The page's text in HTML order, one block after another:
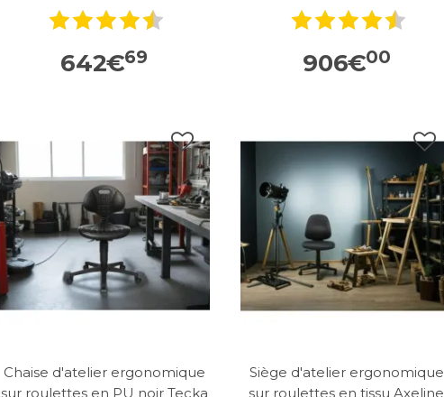
642€69 906€00
Chaise d'atelier ergonomique
sur roulettes en PU noir Tecka
Siège d'atelier ergonomique
sur roulettes en tissu Axeline